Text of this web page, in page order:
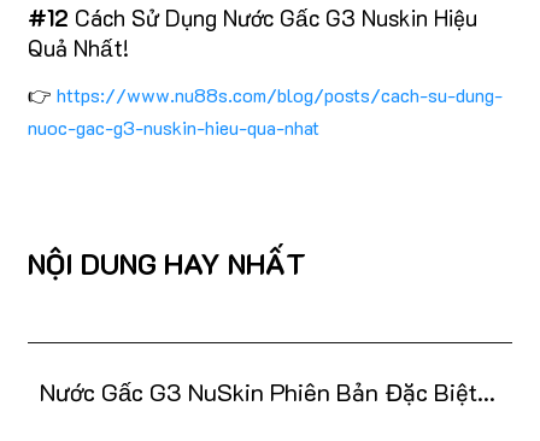
#12 Cách Sử Dụng Nước Gấc G3 Nuskin Hiệu
Quả Nhất!
👉 https://www.nu88s.com/blog/posts/cach-su-dung-
nuoc-gac-g3-nuskin-hieu-qua-nhat
NỘI DUNG HAY NHẤT
Nước Gấc G3 NuSkin Phiên Bản Đặc Biệt